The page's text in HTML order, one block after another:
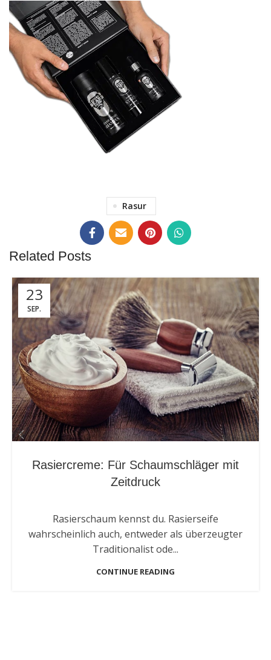
BEARD GROW KIT FÜR
MEHR BARTWUCHS!
ZUM KIT
Rasur
Related Posts
23
SEP.
Rasiercreme: Für Schaumschläger mit
Zeitdruck
Rasierschaum kennst du. Rasierseife
wahrscheinlich auch, entweder als überzeugter
Traditionalist ode...
CONTINUE READING